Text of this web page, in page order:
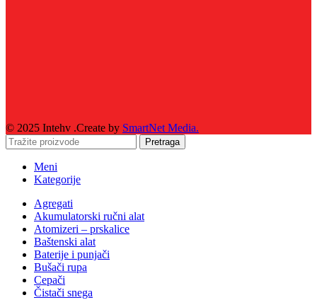
© 2025 Intehv .Create by SmartNet Media.
Pretraga
Meni
Kategorije
Agregati
Akumulatorski ručni alat
Atomizeri – prskalice
Baštenski alat
Baterije i punjači
Bušači rupa
Cepači
Čistači snega